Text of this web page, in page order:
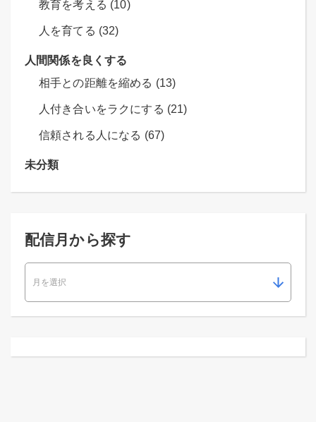
教育を考える (10)
人を育てる (32)
人間関係を良くする
相手との距離を縮める (13)
人付き合いをラクにする (21)
信頼される人になる (67)
未分類
配信月から探す